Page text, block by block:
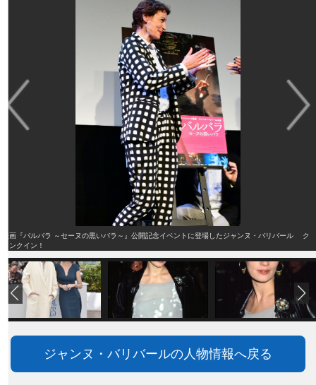
映画『バルバラ ～セーヌの黒いバラ～』公開記念イベントに登場したジャンヌ・バリバール ク
ランクイン！
ジャンヌ・バリバールの人物情報へ戻る